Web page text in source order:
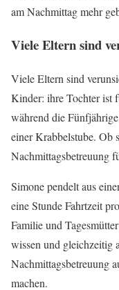
am Nachmittag mehr
Viele Eltern sind
Viele Eltern sind
Kinder: ihre Tochter ist
während die
einer Krabbelstube. Ob
Nachmittagsbetreuung
Simone pendelt aus
eine Stunde Fahrtzeit
Familie und
wissen und gleichzeitig
Nachmittagsbetreuung
machen.